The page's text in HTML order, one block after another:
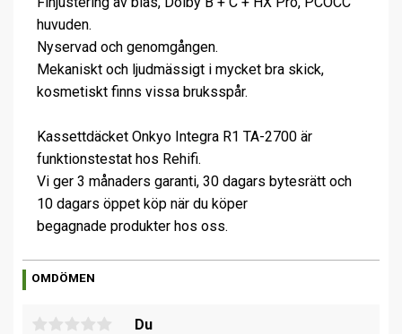
huvuden.
Nyservad och genomgången.
Mekaniskt och ljudmässigt i mycket bra skick,
kosmetiskt finns vissa bruksspår.
Kassettdäcket Onkyo Integra R1 TA-2700 är
funktionstestat hos Rehifi.
Vi ger 3 månaders garanti, 30 dagars bytesrätt och
10 dagars öppet köp när du köper
begagnade produkter hos oss.
OMDÖMEN
Du